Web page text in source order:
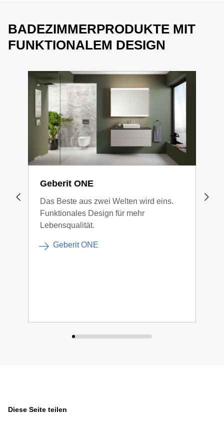
BADEZIMMERPRODUKTE MIT
FUNKTIONALEM DESIGN
Geberit ONE
Das Beste aus zwei Welten wird eins.
Funktionales Design für mehr
Lebensqualität.
Geberit ONE
Diese Seite teilen